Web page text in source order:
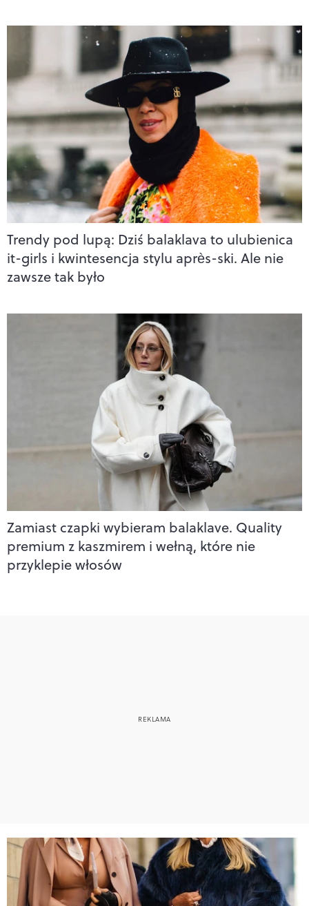
Trendy pod lupą: Dziś balaklava to ulubienica
it-girls i kwintesencja stylu après-ski. Ale nie
zawsze tak było
Zamiast czapki wybieram balaklave. Quality
premium z kaszmirem i wełną, które nie
przyklepie włosów